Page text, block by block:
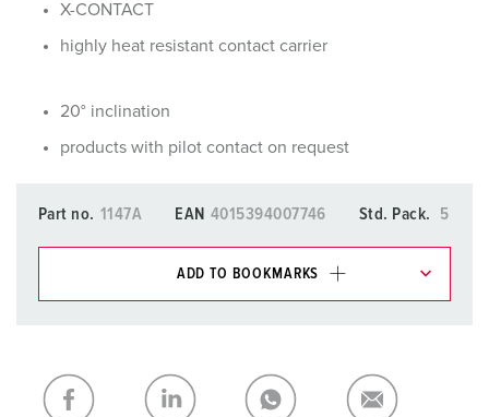
X-CONTACT
highly heat resistant contact carrier
20° inclination
products with pilot contact on request
Part no. 1147A EAN 4015394007746 Std. Pack. 5
ADD TO BOOKMARKS
My list ADD